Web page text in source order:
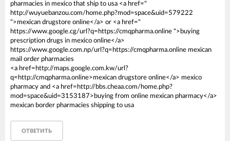
pharmacies in mexico that ship to usa <a href="
http://wuyuebanzou.com/home.php?mod=space&uid=579222
">mexican drugstore online</a> or <a href="
https://www.google.cg/url?q=https://cmqpharma.online ">buying
prescription drugs in mexico online</a>
https://www.google.com.np/url?q=https://cmqpharma.online mexican
mail order pharmacies
<a href=http://maps.google.com.kw/url?
q=http://cmqpharma.online>mexican drugstore online</a> mexico
pharmacy and <a href=http://bbs.cheaa.com/home.php?
mod=space&uid=3153187>buying from online mexican pharmacy</a>
mexican border pharmacies shipping to usa
ОТВЕТИТЬ